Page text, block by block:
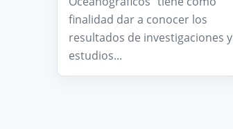
finalidad dar a conocer los
resultados de investigaciones y
estudios...